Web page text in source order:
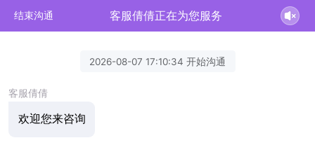
结束沟通 客服倩倩正在为您服务
2026-08-07 17:10:34 开始沟通
客服倩倩
欢迎您来咨询